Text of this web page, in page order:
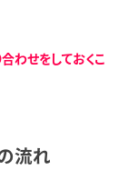
わせをしておくこ
流れ